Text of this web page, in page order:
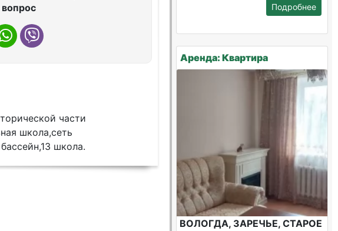
вопрос
части
школа,сеть
школа.
Подробнее
Аренда: Квартира
ВОЛОГДА, ЗАРЕЧЬЕ, СТАРОЕ